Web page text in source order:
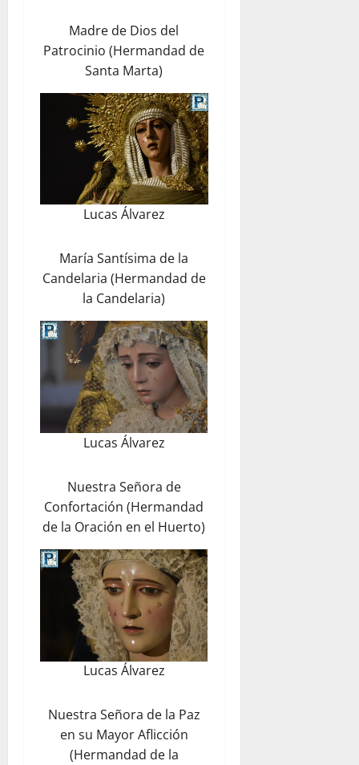
Madre de Dios del
Patrocinio (Hermandad de
Santa Marta)
Lucas Álvarez
María Santísima de la
Candelaria (Hermandad de
la Candelaria)
Lucas Álvarez
Nuestra Señora de
Confortación (Hermandad
de la Oración en el Huerto)
Lucas Álvarez
Nuestra Señora de la Paz
en su Mayor Aflicción
(Hermandad de la